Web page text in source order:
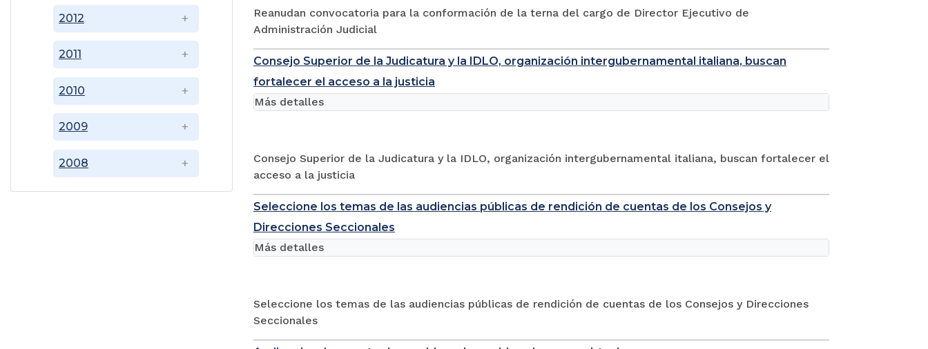
2008
2009
2010
2011
2012
Reanudan convocatoria para la conformación de la terna del cargo de Director Ejecutivo de
Administración Judicial
Consejo Superior de la Judicatura y la IDLO, organización intergubernamental italiana, buscan
fortalecer el acceso a la justicia
Consejo Superior de la Judicatura y la IDLO, organización intergubernamental italiana, buscan fortalecer el
acceso a la justicia
Más detalles
Seleccione los temas de las audiencias públicas de rendición de cuentas de los Consejos y
Direcciones Seccionales
Seleccione los temas de las audiencias públicas de rendición de cuentas de los Consejos y Direcciones
Seccionales
Más detalles